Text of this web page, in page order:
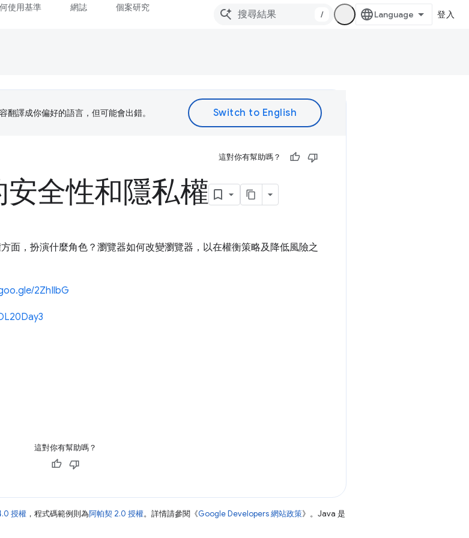
使用基準 網誌 個案研究
/ 登入
翻譯成你偏好的語言，但可能會出錯。
這對你有幫助嗎？
全性和隱私權
面，扮演什麼角色？瀏覽器如何改變瀏覽器，以在權衡策略及降低風險之
2ZhIlbG
這對你有幫助嗎？
授權 ，程式碼範例則為阿帕契 2.0 授權。詳情請參閱《Google Developers 網站政策》。Java 是